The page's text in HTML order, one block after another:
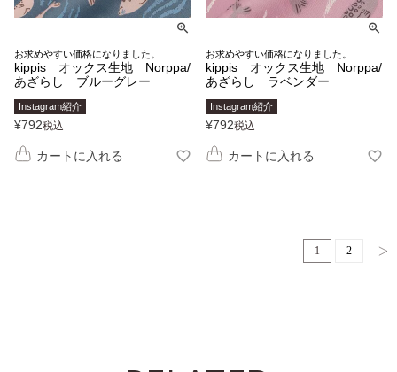
お求めやすい価格になりました。
kippis オックス生地 Norppa/
あざらし ブルーグレー
Instagram紹介
¥792税込
カートに入れる
お求めやすい価格になりました。
kippis オックス生地 Norppa/
あざらし ラベンダー
Instagram紹介
¥792税込
カートに入れる
1 2